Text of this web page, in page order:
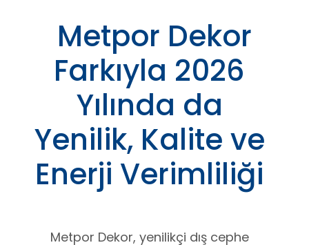
Metpor Dekor
Farkıyla 2026
Yılında da
Yenilik, Kalite ve
Enerji Verimliliği
Metpor Dekor, yenilikçi dış cephe